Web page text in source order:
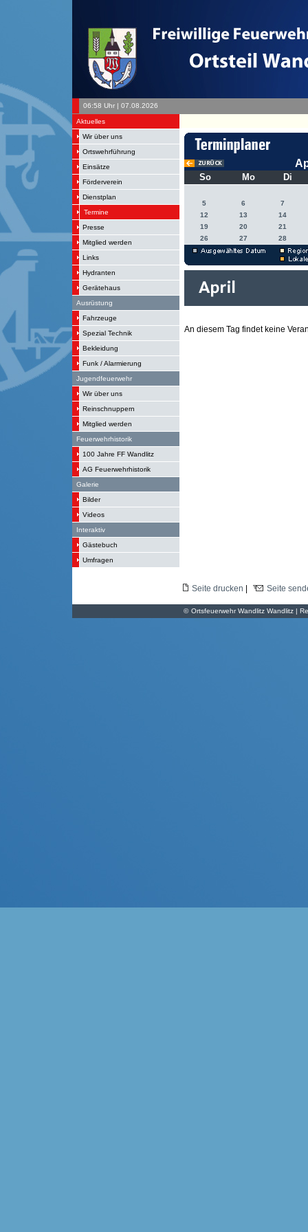
06:58 Uhr | 07.08.2026
Aktuelles
Wir über uns
Ortswehrführung
Einsätze
Förderverein
Dienstplan
Termine
Presse
Mitglied werden
Links
Hydranten
Gerätehaus
Ausrüstung
Fahrzeuge
Spezial Technik
Bekleidung
Funk / Alarmierung
Jugendfeuerwehr
Wir über uns
Reinschnuppern
Mitglied werden
Feuerwehrhistorik
100 Jahre FF Wandlitz
AG Feuerwehrhistorik
Galerie
Bilder
Videos
Interaktiv
Gästebuch
Umfragen
So Mo Di
5 6
7
12
13
14
19
20
21
26
27 28
An diesem Tag findet keine
Seite drucken Seite
© Ortsfeuerwehr Wandlitz Wandlitz |